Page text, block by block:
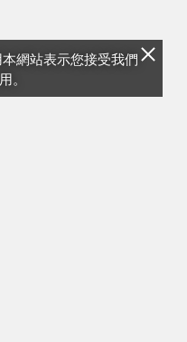
網站表示您接受我們
。